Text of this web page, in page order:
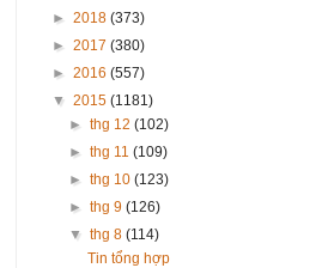
► 2018 (373)
► 2017 (380)
► 2016 (557)
▼ 2015 (1181)
►thg 12(102)
►thg 11(109)
►thg 10(123)
►thg 9(126)
▼thg 8(114)
Tin tổng hợp